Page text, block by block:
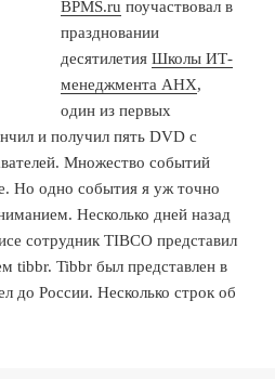
BPMS.ru поучаствовал в
праздновании
десятилетияШколы ИТ-
менеджмента АНХ,
один из первых
и получил пять DVD с
Множество событий
Но одно события я уж точно
Несколько дней назад
сотрудник TIBCO представил
tibbr. Tibbr был представлен в
до России. Несколько строк об
world without e-mail